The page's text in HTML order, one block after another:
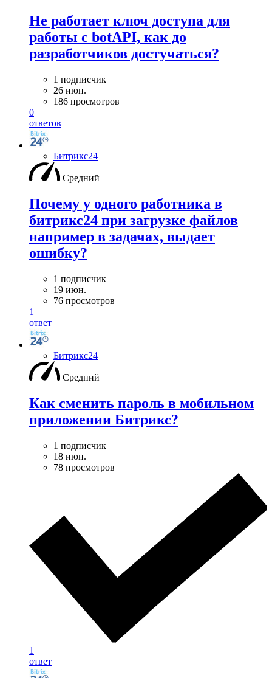
Не работает ключ доступа для
работы с botAPI, как до
разработчиков достучаться?
1 подписчик
26 июн.
186 просмотров
0
ответов
Битрикс24
Средний
Почему у одного работника в
битрикс24 при загрузке файлов
например в задачах, выдает
ошибку?
1 подписчик
19 июн.
76 просмотров
1
ответ
Битрикс24
Средний
Как сменить пароль в мобильном
приложении Битрикс?
1 подписчик
18 июн.
78 просмотров
1
ответ